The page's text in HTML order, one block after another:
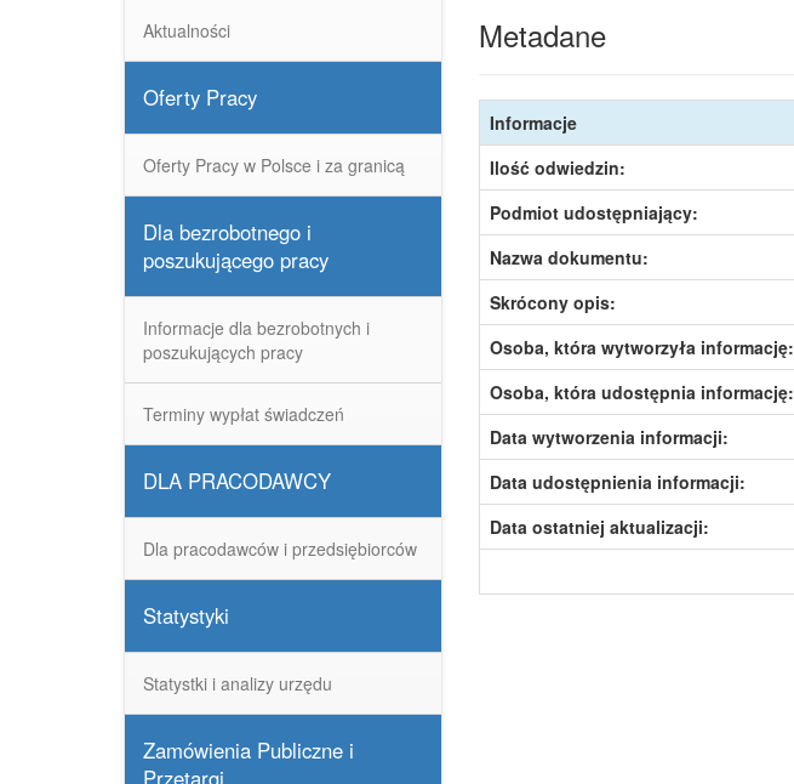
Aktualności
Oferty Pracy
Oferty Pracy w Polsce i za granicą
Dla bezrobotnego i
poszukującego pracy
Informacje dla bezrobotnych i
poszukujących pracy
Terminy wypłat świadczeń
DLA PRACODAWCY
Dla pracodawców i przedsiębiorców
Statystyki
Statystki i analizy urzędu
Zamówienia Publiczne i
Przetargi
Metadane
Informacje
Ilość odwiedzin:
Podmiot udostępniający:
Nazwa dokumentu:
Skrócony opis:
Osoba, która wytworzyła informację:
Osoba, która udostępnia informację:
Data wytworzenia informacji:
Data udostępnienia informacji:
Data ostatniej aktualizacji: